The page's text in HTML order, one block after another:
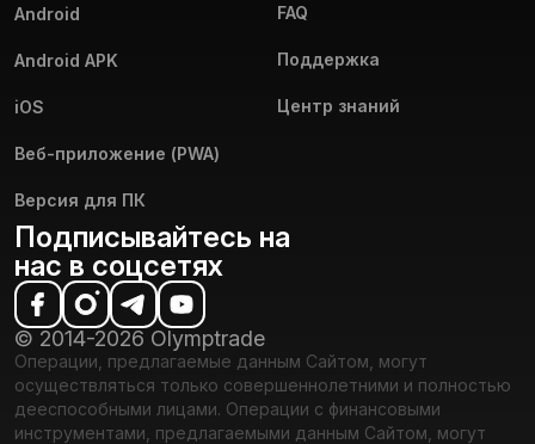
Android
Android APK
iOS
Веб-приложение (PWA)
Версия для ПК
FAQ
Поддержка
Центр знаний
Подписывайтесь на
нас в соцсетях
© 2014-2026 Olymptrade
Операции, предлагаемые данным Сайтом, могут
осуществляться только совершеннолетними и полностью
дееспособными лицами. Операции с финансовыми
инструментами, предлагаемыми данным Сайтом, могут